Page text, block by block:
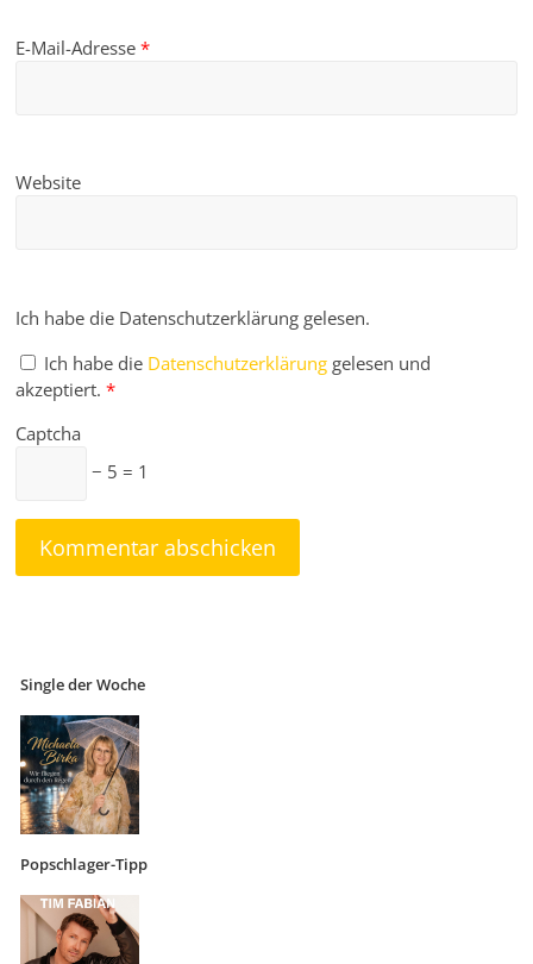
E-Mail-Adresse*
Website
Ich habe die Datenschutzerklärung gelesen.
Ich habe die Datenschutzerklärung gelesen und
akzeptiert. *
Captcha
− 5 = 1
Single der Woche
Popschlager-Tipp